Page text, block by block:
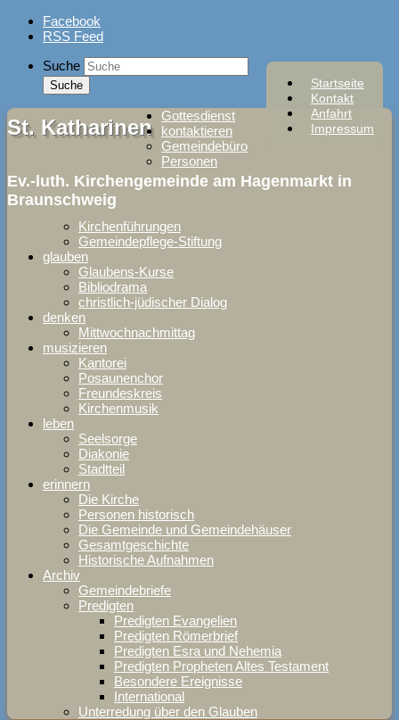
Skip
Facebook
RSS Feed
Startseite
Kontakt
Anfahrt
Impressum
Suche
St. Katharinen
Ev.-luth. Kirchengemeinde am Hagenmarkt in
Braunschweig
Gottesdienst
kontaktieren
Gemeindebüro
Personen
Kirchenführungen
Gemeindepflege-Stiftung
glauben
Glaubens-Kurse
Bibliodrama
christlich-jüdischer Dialog
denken
Mittwochnachmittag
musizieren
Kantorei
Posaunenchor
Freundeskreis
Kirchenmusik
leben
Seelsorge
Diakonie
Stadtteil
erinnern
Die Kirche
Personen historisch
Die Gemeinde und Gemeindehäuser
Gesamtgeschichte
Historische Aufnahmen
Archiv
Gemeindebriefe
Predigten
Predigten Evangelien
Predigten Römerbrief
Predigten Esra und Nehemia
Predigten Propheten Altes Testament
Besondere Ereignisse
International
Unterredung über den Glauben